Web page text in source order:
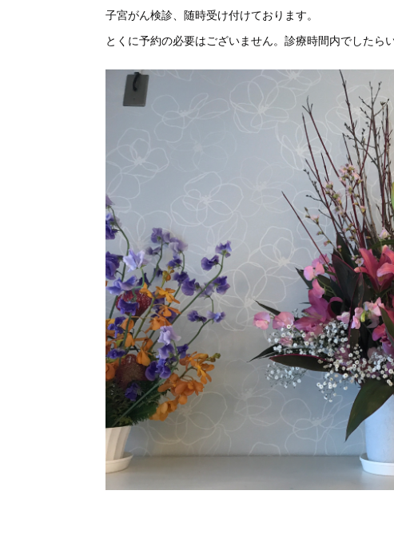
子宮がん検診、随時受け付けております。
とくに予約の必要はございません。診療時間内でしたら